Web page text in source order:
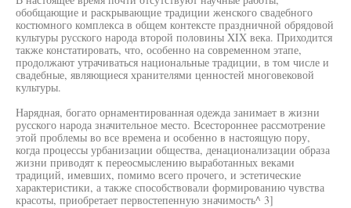
обобщающие и раскрывающие традиции женского свадебного
костюмного комплекса в общем контексте праздничной обрядовой
культуры русского народа второй половины XIX века. Приходится
также констатировать, что, особенно на современном этапе,
продолжают утрачиваться национальные традиции, в том числе и
свадебные, являющиеся хранителями ценностей многовековой
культуры.
Нарядная, богато орнаментированная одежда занимает в жизни
русского народа значительное место. Всестороннее рассмотрение
этой проблемы во все времена и особенно в настоящую пору,
когда процессы урбанизации общества, денационализации образа
жизни приводят к переосмыслению выработанных веками
традиций, имевших, помимо всего прочего, и эстетические
характеристики, а также способствовали формированию чувства
красоты, приобретает первостепенную значимость^ 3]